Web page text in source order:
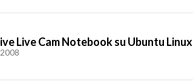
Live Cam Notebook su Ubuntu Linux